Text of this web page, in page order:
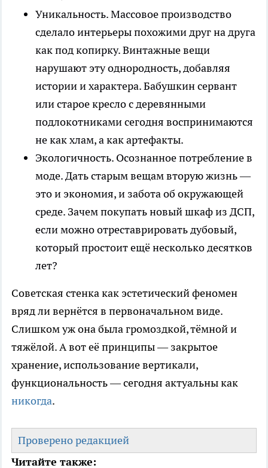
Уникальность. Массовое производство
сделало интерьеры похожими друг на друга
как под копирку. Винтажные вещи
нарушают эту однородность, добавляя
истории и характера. Бабушкин сервант
или старое кресло с деревянными
подлокотниками сегодня воспринимаются
не как хлам, а как артефакты.
Экологичность. Осознанное потребление в
моде. Дать старым вещам вторую жизнь —
это и экономия, и забота об окружающей
среде. Зачем покупать новый шкаф из ДСП,
если можно отреставрировать дубовый,
который простоит ещё несколько десятков
лет?
Советская стенка как эстетический феномен
вряд ли вернётся в первоначальном виде.
Слишком уж она была громоздкой, тёмной и
тяжёлой. А вот её принципы — закрытое
хранение, использование вертикали,
функциональность — сегодня актуальны как
никогда.
Проверено редакцией
Читайте также: